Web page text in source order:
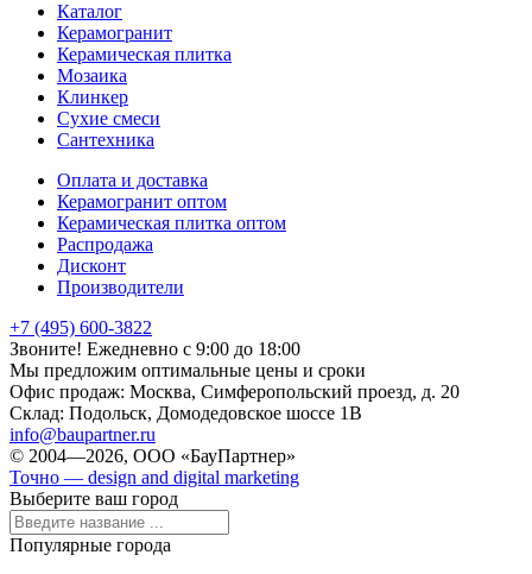
Каталог
Керамогранит
Керамическая плитка
Мозаика
Клинкер
Сухие смеси
Сантехника
Оплата и доставка
Керамогранит оптом
Керамическая плитка оптом
Распродажа
Дисконт
Производители
+7 (495) 600-3822
Звоните! Ежедневно с 9:00 до 18:00
Мы предложим оптимальные цены и сроки
Офис продаж: Москва, Симферопольский проезд, д. 20
Склад: Подольск, Домодедовское шоссе 1В
info@baupartner.ru
© 2004—2026, ООО «БауПартнер»
Точно — design and digital marketing
Выберите ваш город
Популярные города